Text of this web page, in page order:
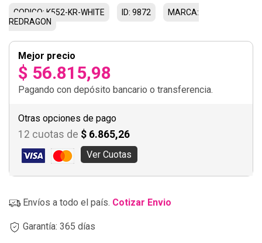
CODIGO: K552-KR-WHITE ID: 9872
MARCA:
REDRAGON
Mejor precio
$ 56.815,98
Pagando con depósito bancario o transferencia.
Otras opciones de pago
12 cuotas de $ 6.865,26
Ver Cuotas
Envíos a todo el país. Cotizar Envio
Garantía: 365 días